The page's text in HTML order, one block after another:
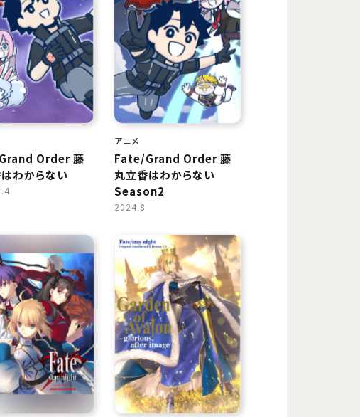
Order 藤
わからない
アニメ
Fate/Grand Order 藤
丸立香はわからない
Season2
2024.8